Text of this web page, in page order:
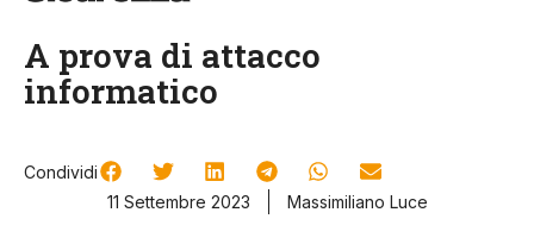
A prova di attacco
informatico
Condividi
11 Settembre 2023
Massimiliano Luce